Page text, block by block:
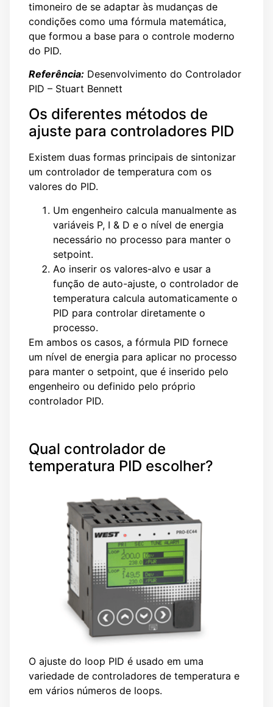
timoneiro de se adaptar às mudanças de
condições como uma fórmula matemática,
que formou a base para o controle moderno
do PID.
Referência: Desenvolvimento do Controlador
PID – Stuart Bennett
Os diferentes métodos de
ajuste para controladores PID
Existem duas formas principais de sintonizar
um controlador de temperatura com os
valores do PID.
Um engenheiro calcula manualmente as
variáveis ​​P, I & D e o nível de energia
necessário no processo para manter o
setpoint.
Ao inserir os valores-alvo e usar a
função de auto-ajuste, o controlador de
temperatura calcula automaticamente o
PID para controlar diretamente o
processo.
Em ambos os casos, a fórmula PID fornece
um nível de energia para aplicar no processo
para manter o setpoint, que é inserido pelo
engenheiro ou definido pelo próprio
controlador PID.
Qual controlador de
temperatura PID escolher?
O ajuste do loop PID é usado em uma
variedade de controladores de temperatura e
em vários números de loops.